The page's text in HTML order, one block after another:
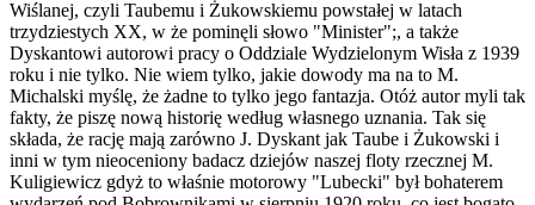
Wiślanej, czyli Taubemu i Żukowskiemu powstałej w latach
trzydziestych XX, w że pominęli słowo "Minister";, a także
Dyskantowi autorowi pracy o Oddziale Wydzielonym Wisła z 1939
roku i nie tylko. Nie wiem tylko, jakie dowody ma na to M.
Michalski myślę, że żadne to tylko jego fantazja. Otóż autor myli tak
fakty, że piszę nową historię według własnego uznania. Tak się
składa, że rację mają zarówno J. Dyskant jak Taube i Żukowski i
inni w tym nieoceniony badacz dziejów naszej floty rzecznej M.
Kuligiewicz gdyż to właśnie motorowy "Lubecki" był bohaterem